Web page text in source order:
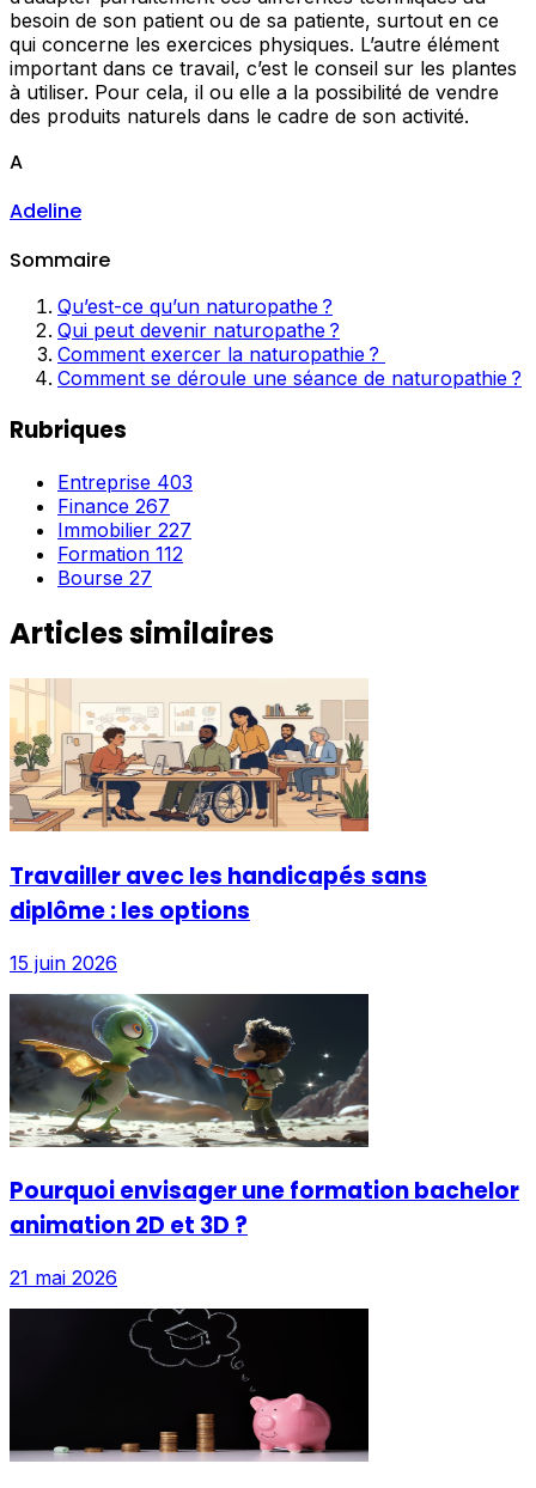
besoin de son patient ou de sa patiente, surtout en ce
qui concerne les exercices physiques. L’autre élément
important dans ce travail, c’est le conseil sur les plantes
à utiliser. Pour cela, il ou elle a la possibilité de vendre
des produits naturels dans le cadre de son activité.
A
Adeline
Sommaire
Qu’est-ce qu’un naturopathe ?
Qui peut devenir naturopathe ?
Comment exercer la naturopathie ?
Comment se déroule une séance de naturopathie ?
Rubriques
Entreprise 403
Finance 267
Immobilier 227
Formation 112
Bourse 27
Articles similaires
Travailler avec les handicapés sans
diplôme : les options
15 juin 2026
Pourquoi envisager une formation bachelor
animation 2D et 3D ?
21 mai 2026